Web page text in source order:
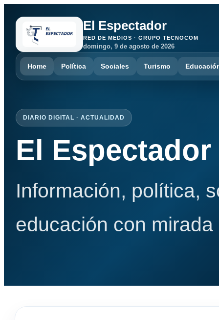
El Espectador
RED DE MEDIOS · GRUPO TECNOCOM
domingo, 9 de agosto de 2026
Home Política Sociales Turismo
DIARIO DIGITAL · ACTUALIDAD
El Espectador
Información, política,
educación con